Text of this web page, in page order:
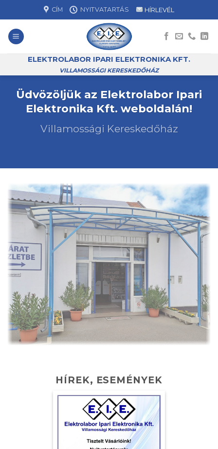
to
content
CÍM NYITVATARTÁS HÍRLEVÉL
ELEKTROLABOR IPARI ELEKTRONIKA KFT.
VILLAMOSSÁGI KERESKEDŐHÁZ
Üdvözöljük az Elektrolabor Ipari
Elektronika Kft. weboldalán!
Villamossági Kereskedőház
HÍREK, ESEMÉNYEK